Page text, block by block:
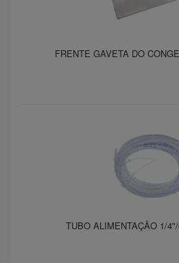
FRENTE GAVETA DO
TUBO ALIMENTAÇÃO 1/